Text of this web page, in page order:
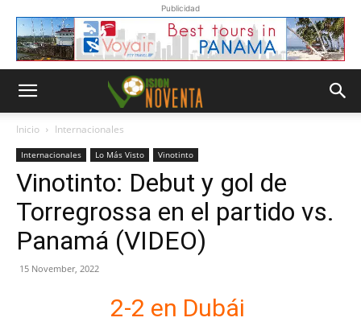
Publicidad
Inicio Internacionales
Internacionales Lo Más Visto Vinotinto
Vinotinto: Debut y gol de
Torregrossa en el partido vs.
Panamá (VIDEO)
15 November, 2022
2-2 en Dubái